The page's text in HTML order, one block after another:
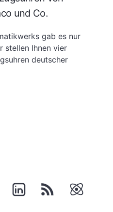
und Co.
gab es nur
stellen Ihnen vier
deutscher